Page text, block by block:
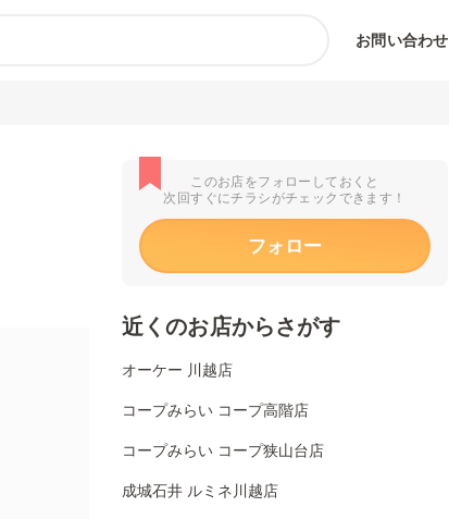
お問い合わせ
このお店をフォローしておくと
次回すぐにチラシがチェックできます！
フォロー
近くのお店からさがす
オーケー 川越店
コープみらい コープ高階店
コープみらい コープ狭山台店
成城石井 ルミネ川越店